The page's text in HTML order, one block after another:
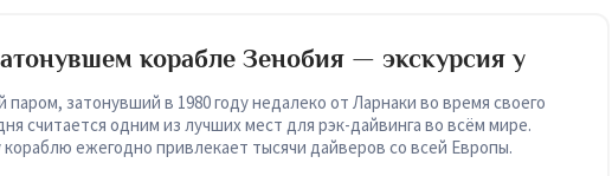
корабле Зенобия — экскурсия у
затонувший в 1980 году недалеко от Ларнаки во время своего
считается одним из лучших мест для рэк-дайвинга во всём мире.
ежегодно привлекает тысячи дайверов со всей Европы.